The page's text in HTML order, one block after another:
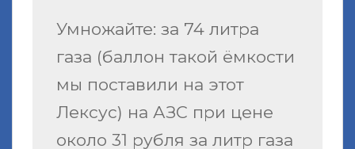
Умножайте: за 74 литра
газа (баллон такой ёмкости
мы поставили на этот
Лексус) на АЗС при цене
около 31 рубля за литр газа